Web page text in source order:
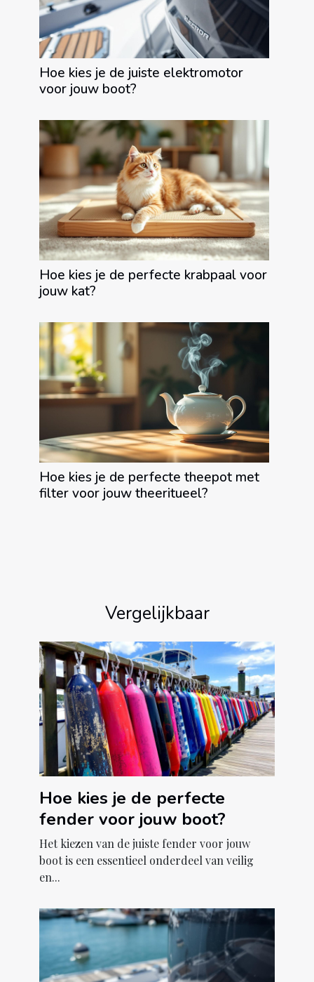
Hoe kies je de juiste elektromotor
voor jouw boot?
Hoe kies je de perfecte krabpaal voor
jouw kat?
Hoe kies je de perfecte theepot met
filter voor jouw theeritueel?
Vergelijkbaar
Hoe kies je de perfecte
fender voor jouw boot?
Het kiezen van de juiste fender voor jouw
boot is een essentieel onderdeel van veilig
en...